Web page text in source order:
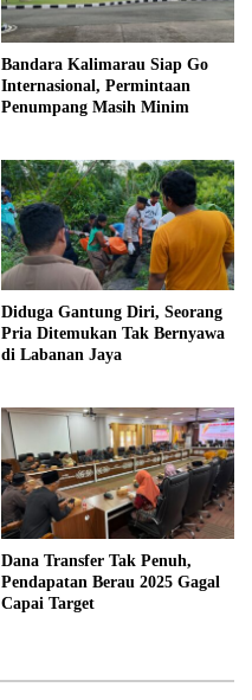
Bandara Kalimarau Siap Go
Internasional, Permintaan
Penumpang Masih Minim
Diduga Gantung Diri, Seorang
Pria Ditemukan Tak Bernyawa
di Labanan Jaya
Dana Transfer Tak Penuh,
Pendapatan Berau 2025 Gagal
Capai Target